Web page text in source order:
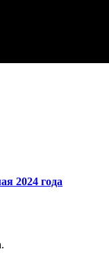
2024 года